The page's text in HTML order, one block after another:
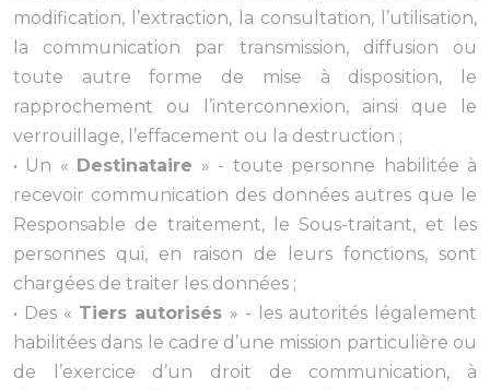
modification, l’extraction, la consultation, l’utilisation,
la communication par transmission, diffusion ou
toute autre forme de mise à disposition, le
rapprochement ou l’interconnexion, ainsi que le
verrouillage, l’effacement ou la destruction ;
• Un « Destinataire » - toute personne habilitée à
recevoir communication des données autres que le
Responsable de traitement, le Sous-traitant, et les
personnes qui, en raison de leurs fonctions, sont
chargées de traiter les données ;
• Des « Tiers autorisés » - les autorités légalement
habilitées dans le cadre d’une mission particulière ou
de l’exercice d’un droit de communication, à